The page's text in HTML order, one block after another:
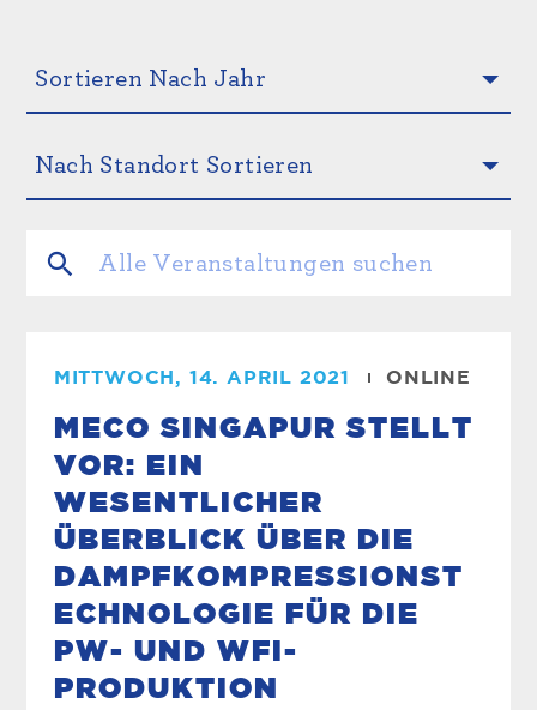
MITTWOCH, 14. APRIL 2021 ONLINE
MECO SINGAPUR STELLT
VOR: EIN
WESENTLICHER
ÜBERBLICK ÜBER DIE
DAMPFKOMPRESSIONST
ECHNOLOGIE FÜR DIE
PW- UND WFI-
PRODUKTION